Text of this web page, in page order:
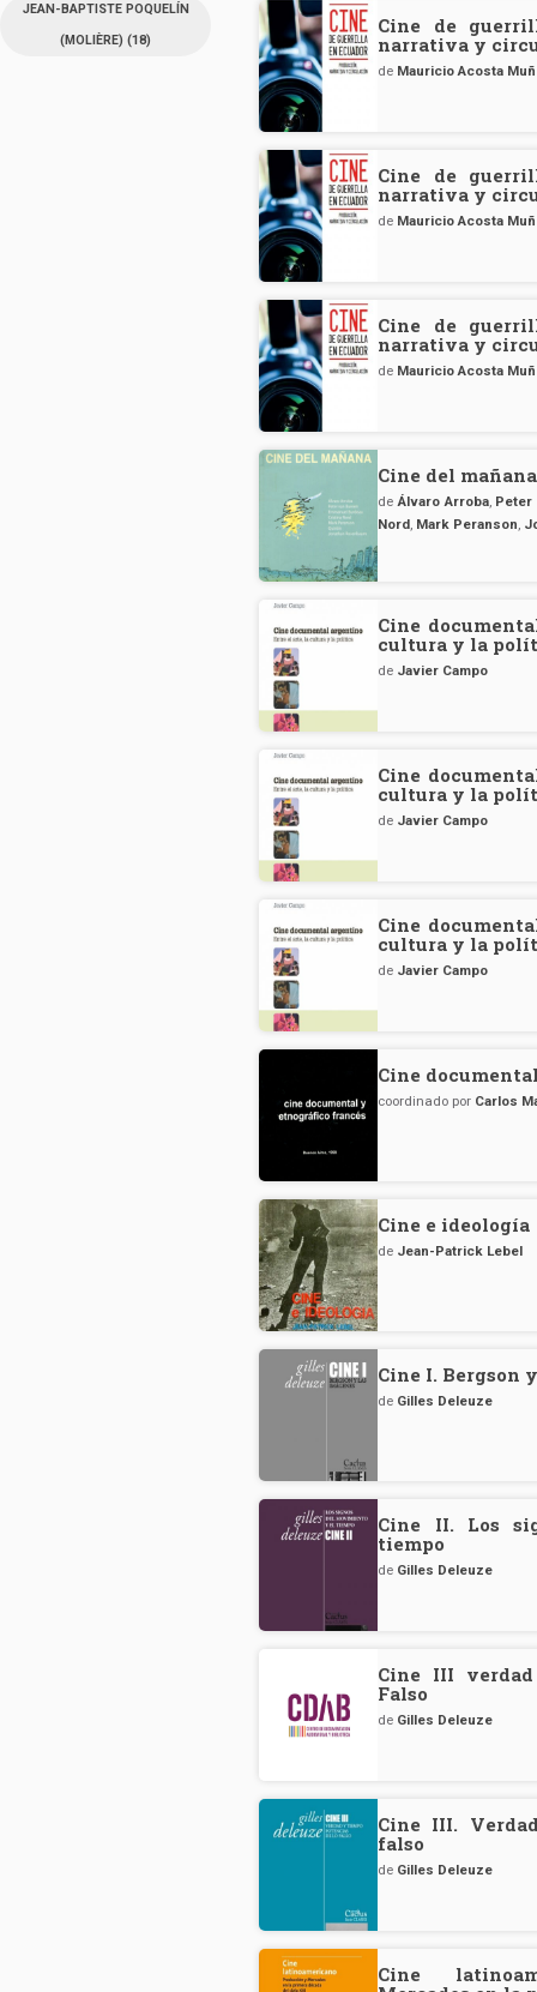
JEAN-BAPTISTE POQUELÍN
(MOLIÈRE) (18)
Cine de
narrativa y
de Mauricio Acosta
Cine de
narrativa y
de Mauricio Acosta
Cine de
narrativa y
de Mauricio Acosta
Cine del mañana
deÁlvaro Arroba, Peter
Nord, Mark Peranson,
Cine
cultura y la
de Javier Campo
Cine
cultura y la
de Javier Campo
Cine
cultura y la
de Javier Campo
Cine
coordinado por Carlos
Cine e ideología
de Jean-Patrick Lebel
Cine I. Bergson
de Gilles Deleuze
Cine II. Los
tiempo
de Gilles Deleuze
Cine III
Falso
de Gilles Deleuze
Cine III.
falso
de Gilles Deleuze
Cine